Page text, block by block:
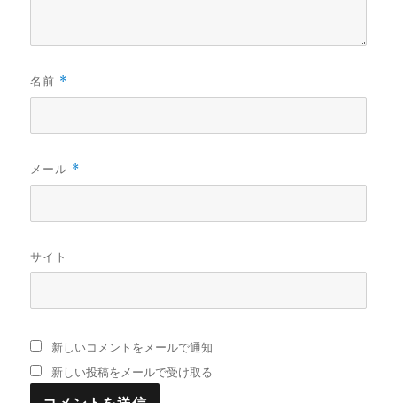
名前 *
メール *
サイト
新しいコメントをメールで通知
新しい投稿をメールで受け取る